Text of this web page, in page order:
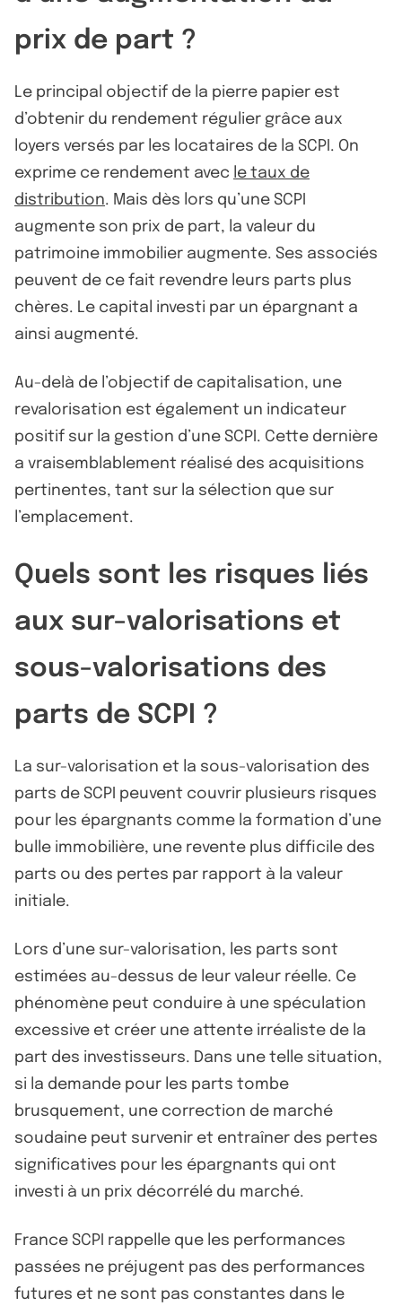
prix de part ?
Le principal objectif de la pierre papier est
d’obtenir du rendement régulier grâce aux
loyers versés par les locataires de la SCPI. On
exprime ce rendement avec le taux de
distribution. Mais dès lors qu’une SCPI
augmente son prix de part, la valeur du
patrimoine immobilier augmente. Ses associés
peuvent de ce fait revendre leurs parts plus
chères. Le capital investi par un épargnant a
ainsi augmenté.
Au-delà de l’objectif de capitalisation, une
revalorisation est également un indicateur
positif sur la gestion d’une SCPI. Cette dernière
a vraisemblablement réalisé des acquisitions
pertinentes, tant sur la sélection que sur
l’emplacement.
Quels sont les risques liés
aux sur-valorisations et
sous-valorisations des
parts de SCPI ?
La sur-valorisation et la sous-valorisation des
parts de SCPI peuvent couvrir plusieurs risques
pour les épargnants comme la formation d’une
bulle immobilière, une revente plus difficile des
parts ou des pertes par rapport à la valeur
initiale.
Lors d’une sur-valorisation, les parts sont
estimées au-dessus de leur valeur réelle. Ce
phénomène peut conduire à une spéculation
excessive et créer une attente irréaliste de la
part des investisseurs. Dans une telle situation,
si la demande pour les parts tombe
brusquement, une correction de marché
soudaine peut survenir et entraîner des pertes
significatives pour les épargnants qui ont
investi à un prix décorrélé du marché.
France SCPI rappelle que les performances
passées ne préjugent pas des performances
futures et ne sont pas constantes dans le